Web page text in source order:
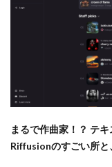
まるで作曲家！？ テ
Riffusionのすごい所と